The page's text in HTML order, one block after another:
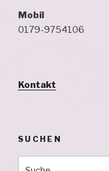
Mobil
0179-9754106
Kontakt
SUCHEN